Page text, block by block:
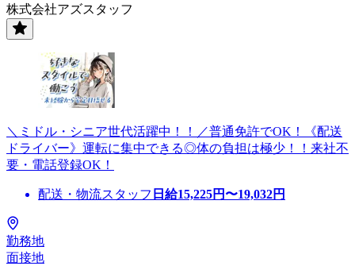
株式会社アズスタッフ
＼ミドル・シニア世代活躍中！！／普通免許でOK！《配送
ドライバー》運転に集中できる◎体の負担は極少！！来社不
要・電話登録OK！
配送・物流スタッフ 日給15,225円〜19,032円
勤務地
面接地